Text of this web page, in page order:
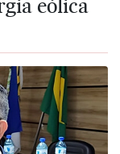
eólica